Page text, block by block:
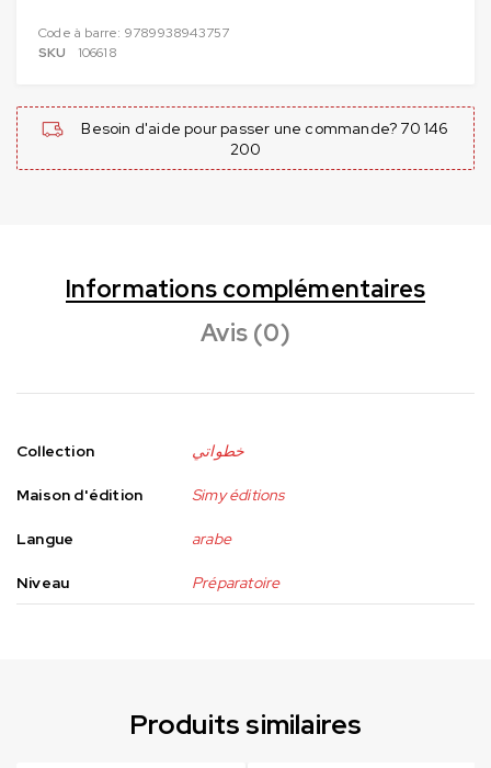
Code à barre: 9789938943757
SKU
106618
Besoin d'aide pour passer une commande? 70 146
200
Informations complémentaires
Avis (0)
Collection خطواتي
Maison d'édition Simy éditions
Langue arabe
Niveau Préparatoire
Produits similaires